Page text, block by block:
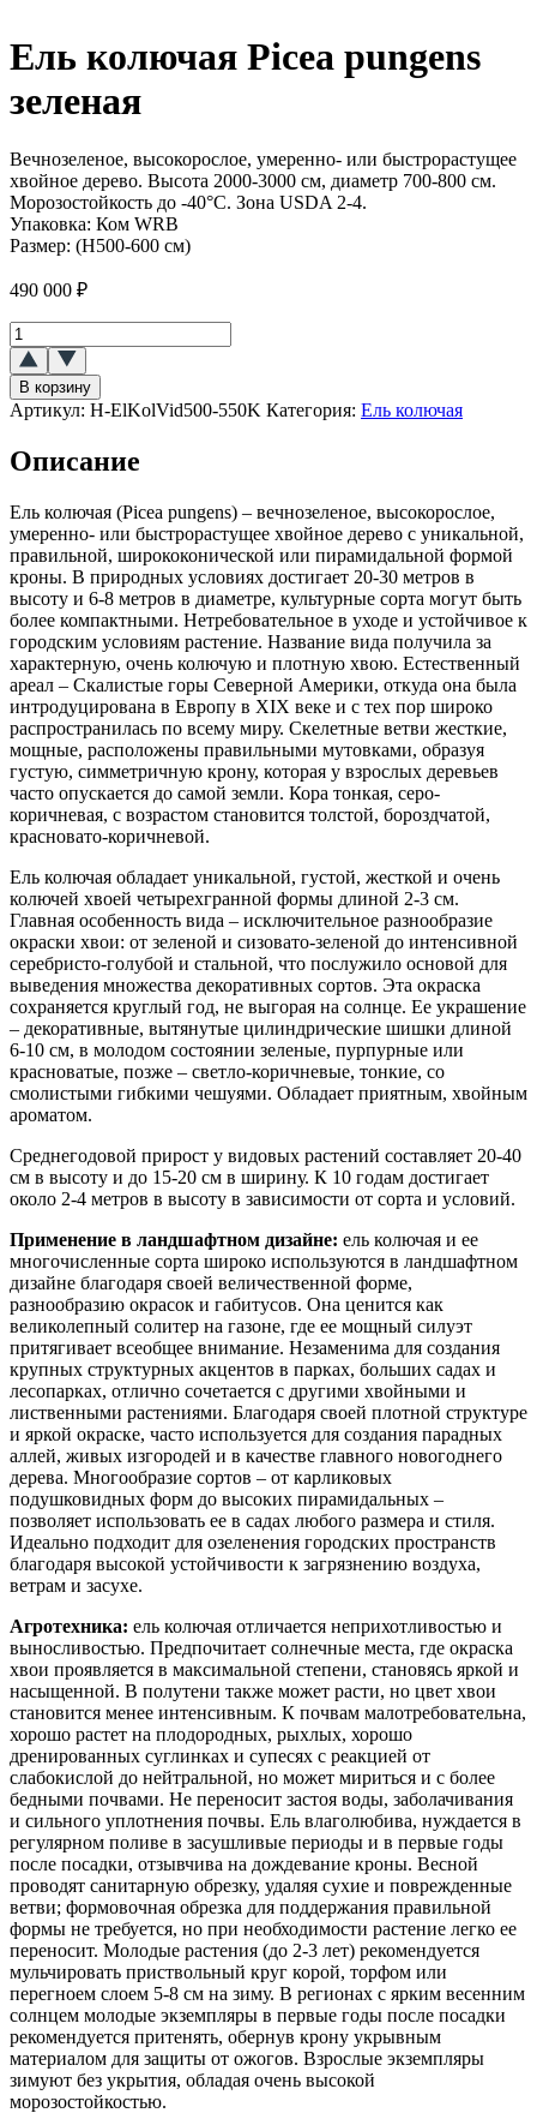
Ель колючая Picea pungens
зеленая
Вечнозеленое, высокорослое, умеренно- или быстрорастущее
хвойное дерево. Высота 2000-3000 см, диаметр 700-800 см.
Морозостойкость до -40°C. Зона USDA 2-4.
Упаковка: Ком WRB
Размер: (H500-600 см)
490 000 ₽
Количество
товара
Ель
колючая
(Picea
(зеленая)
В корзину
Артикул: H-ElKolVid500-550K Категория: Ель колючая
Описание
Ель колючая (Picea pungens) – вечнозеленое, высокорослое,
умеренно- или быстрорастущее хвойное дерево с уникальной,
правильной, ширококонической или пирамидальной формой
кроны. В природных условиях достигает 20-30 метров в
высоту и 6-8 метров в диаметре, культурные сорта могут быть
более компактными. Нетребовательное в уходе и устойчивое к
городским условиям растение. Название вида получила за
характерную, очень колючую и плотную хвою. Естественный
ареал – Скалистые горы Северной Америки, откуда она была
интродуцирована в Европу в XIX веке и с тех пор широко
распространилась по всему миру. Скелетные ветви жесткие,
мощные, расположены правильными мутовками, образуя
густую, симметричную крону, которая у взрослых деревьев
часто опускается до самой земли. Кора тонкая, серо-
коричневая, с возрастом становится толстой, бороздчатой,
красновато-коричневой.
Ель колючая обладает уникальной, густой, жесткой и очень
колючей хвоей четырехгранной формы длиной 2-3 см.
Главная особенность вида – исключительное разнообразие
окраски хвои: от зеленой и сизовато-зеленой до интенсивной
серебристо-голубой и стальной, что послужило основой для
выведения множества декоративных сортов. Эта окраска
сохраняется круглый год, не выгорая на солнце. Ее украшение
– декоративные, вытянутые цилиндрические шишки длиной
6-10 см, в молодом состоянии зеленые, пурпурные или
красноватые, позже – светло-коричневые, тонкие, со
смолистыми гибкими чешуями. Обладает приятным, хвойным
ароматом.
Среднегодовой прирост у видовых растений составляет 20-40
см в высоту и до 15-20 см в ширину. К 10 годам достигает
около 2-4 метров в высоту в зависимости от сорта и условий.
Применение в ландшафтном дизайне: ель колючая и ее
многочисленные сорта широко используются в ландшафтном
дизайне благодаря своей величественной форме,
разнообразию окрасок и габитусов. Она ценится как
великолепный солитер на газоне, где ее мощный силуэт
притягивает всеобщее внимание. Незаменима для создания
крупных структурных акцентов в парках, больших садах и
лесопарках, отлично сочетается с другими хвойными и
лиственными растениями. Благодаря своей плотной структуре
и яркой окраске, часто используется для создания парадных
аллей, живых изгородей и в качестве главного новогоднего
дерева. Многообразие сортов – от карликовых
подушковидных форм до высоких пирамидальных –
позволяет использовать ее в садах любого размера и стиля.
Идеально подходит для озеленения городских пространств
благодаря высокой устойчивости к загрязнению воздуха,
ветрам и засухе.
Агротехника: ель колючая отличается неприхотливостью и
выносливостью. Предпочитает солнечные места, где окраска
хвои проявляется в максимальной степени, становясь яркой и
насыщенной. В полутени также может расти, но цвет хвои
становится менее интенсивным. К почвам малотребовательна,
хорошо растет на плодородных, рыхлых, хорошо
дренированных суглинках и супесях с реакцией от
слабокислой до нейтральной, но может мириться и с более
бедными почвами. Не переносит застоя воды, заболачивания
и сильного уплотнения почвы. Ель влаголюбива, нуждается в
регулярном поливе в засушливые периоды и в первые годы
после посадки, отзывчива на дождевание кроны. Весной
проводят санитарную обрезку, удаляя сухие и поврежденные
ветви; формовочная обрезка для поддержания правильной
формы не требуется, но при необходимости растение легко ее
переносит. Молодые растения (до 2-3 лет) рекомендуется
мульчировать приствольный круг корой, торфом или
перегноем слоем 5-8 см на зиму. В регионах с ярким весенним
солнцем молодые экземпляры в первые годы после посадки
рекомендуется притенять, обернув крону укрывным
материалом для защиты от ожогов. Взрослые экземпляры
зимуют без укрытия, обладая очень высокой
морозостойкостью.